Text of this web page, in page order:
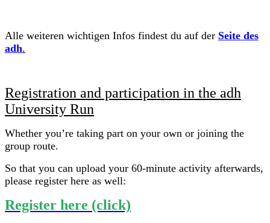
Alle weiteren wichtigen Infos findest du auf der Seite des
adh.
Registration and participation in the adh
University Run
Whether you’re taking part on your own or joining the
group route.
So that you can upload your 60-minute activity afterwards,
please register here as well:
Register here (click)